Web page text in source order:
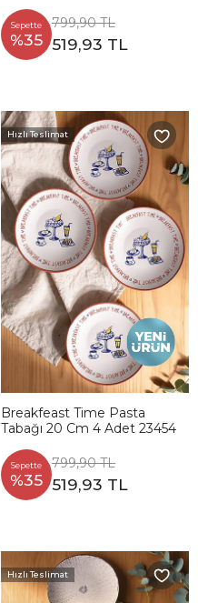
Sepette
%35
799,90 TL
519,93 TL
Hızlı Teslimat
Breakfeast Time Pasta
Tabağı 20 Cm 4 Adet 23454
Sepette
%35
799,90 TL
519,93 TL
Hızlı Teslimat